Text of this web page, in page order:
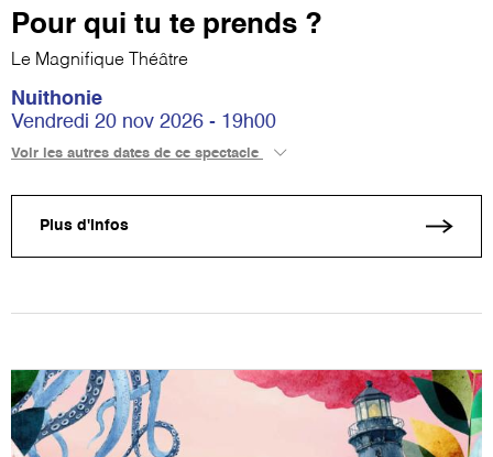
Pour qui tu te prends ?
Le Magnifique Théâtre
Nuithonie
Vendredi 20 nov 2026 - 19h00
Voir les autres dates de ce spectacle
Plus d'infos